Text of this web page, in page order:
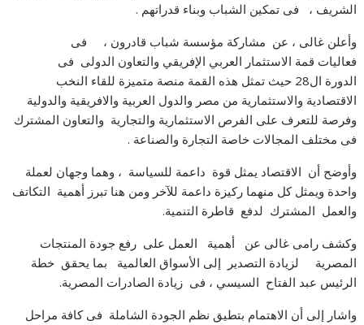
الشريف ، فى تمكين الشباب وبناء قدراتهم .
وأعلن غالى ، عن مشاركة مؤسسة شباب قادرون ، فى
فعاليات قمة الاستثمار العربي الإفريقي والتعاون الدولى فى
الدورة ال28 حيث تمثل هذه القمة منصة متميزة للقاء النخب
الاقتصادية والاستثمارية من مصر والدول العربية والافريقية والدولية
وفرصة للتعرف على الفرص الاستثمارية والتجارية والتعاون المشترك
فى مختلف المجالات خاصة التجارة والصناعة .
وأوضح أن الاقتصاد يمثل قوة داعمة للسياسة ، وهما وجهان لعملة
واحدة ويمثل كل منهما ركيزة داعمة للآخر ومن هنا تبرز أهمية التكاتف
والعمل المشترك لدفع قاطرة التنمية.
وكشف رامى غالى عن أهمية العمل على رفع جودة المنتجات
المصرية لزيادة التصدير إلى الأسواق العالمية بما يحقق خطة
الرئيس عبد الفتاح السيسي ، فى زيادة الصادرات المصرية.
واشار إلى أن الاهتمام بتطيق نظم الجودة الشاملة فى كافة مراحل